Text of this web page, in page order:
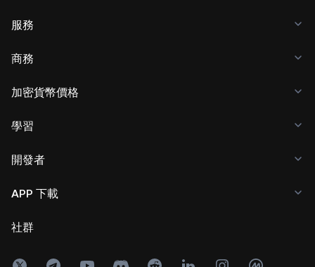
服務
商務
加密貨幣價格
學習
開發者
APP 下載
社群